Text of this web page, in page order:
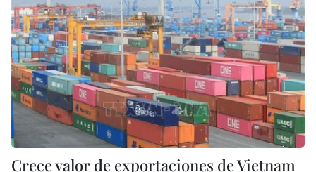
Crece valor de exportaciones de Vietnam